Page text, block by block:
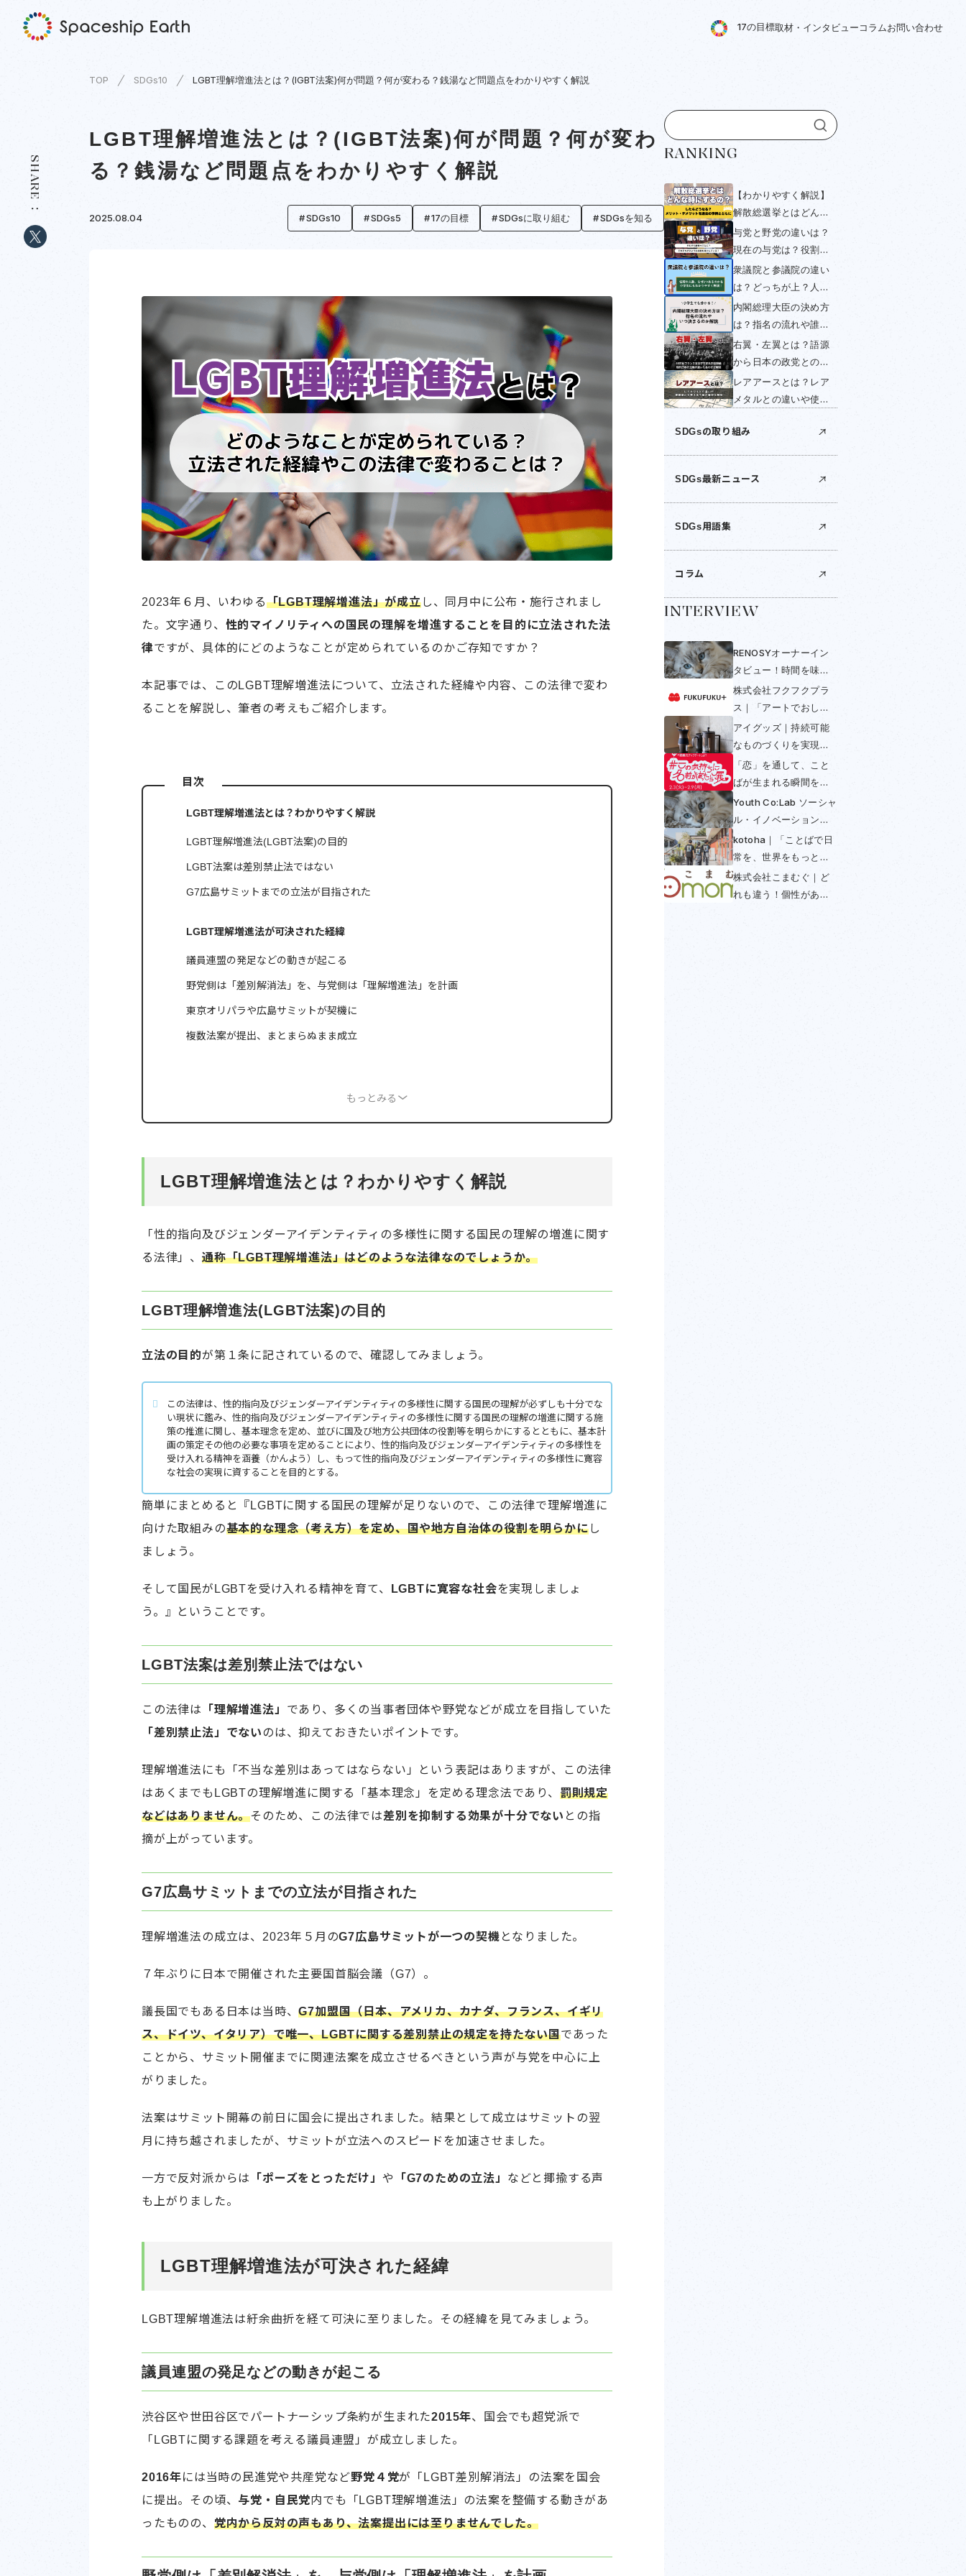
17の目標取材 ・ インタ ビュ ーコラ ムお問い合わせ
TOP SDGs10 LGBT理解増進法とは？(IGBT法案)何が問題？何が変わる？銭湯など問題点をわかりやすく解説
LGBT理解増進法とは？(IGBT法案)何が問題？何が変わ
る？銭湯など問題点をわかりやすく解説
2025.08.04 SDGs10 SDGs5 17の目標 SDGsに取り組む SDGsを知る
2023年６月、いわゆる「LGBT理解増進法」が成立し、同月中に公布・施行されまし
た。文字通り、 性的マイノリティへの国民の理解を増進することを目的に立法された法
律ですが、具体的にどのようなことが定められているのかご存知ですか？
本記事では、このLGBT理解増進法について、立法された経緯や内容、この法律で変わ
ることを解説し、筆者の考えもご紹介します。
目次
LGBT理解増進法とは？わかりやすく解説
LGBT理解増進法(LGBT法案)の目的
LGBT法案は差別禁止法ではない
G7広島サミットまでの立法が目指された
LGBT理解増進法が可決された経緯
議員連盟の発足などの動きが起こる
野党側は「差別解消法」を、与党側は「理解増進法」を計画
東京オリパラや広島サミットが契機に
複数法案が提出、まとまらぬまま成立
もっとみる
LGBT理解増進法とは？わかりやすく解説
「性的指向及びジェンダーアイデンティティの多様性に関する国民の理解の増進に関す
る法律」、 通称「LGBT理解増進法」はどのような法律なのでしょうか。
LGBT理解増進法(LGBT法案)の目的
立法の目的が第１条に記されているので、確認してみましょう。
この法律は、性的指向及びジェンダーアイデンティティの多様性に関する国民の理解が必ずしも十分でな
い現状に鑑み、性的指向及びジェンダーアイデンティティの多様性に関する国民の理解の増進に関する施
策の推進に関し、基本理念を定め、並びに国及び地方公共団体の役割等を明らかにするとともに、基本計
画の策定その他の必要な事項を定めることにより、性的指向及びジェンダーアイデンティティの多様性を
受け入れる精神を涵養（かんよう）し、もって性的指向及びジェンダーアイデンティティの多様性に寛容
な社会の実現に資することを目的とする。
簡単にまとめると『LGBTに関する国民の理解が足りないので、この法律で理解増進に
向けた取組みの基本的な理念（考え方）を定め、国や地方自治体の役割を明らかにし
ましょう。
そして国民がLGBTを受け入れる精神を育て、 LGBTに寛容な社会を実現しましょ
う。』ということです。
LGBT法案は差別禁止法ではない
この法律は 「理解増進法」 であり、多くの当事者団体や野党などが成立を目指していた
「差別禁止法」でないのは、抑えておきたいポイントです。
理解増進法にも「不当な差別はあってはならない」という表記はありますが、この法律
はあくまでもLGBTの理解増進に関する「基本理念」を定める理念法であり、 罰則規定
などはありません。そのため、この法律では差別を抑制する効果が十分でない との指
摘が上がっています。
G7広島サミットまでの立法が目指された
理解増進法の成立は、2023年５月のG7広島サミットが一つの契機 となりました。
７年ぶりに日本で開催された主要国首脳会議（G7）。
議長国でもある日本は当時、G7加盟国（日本、アメリカ、カナダ、フランス、イギリ
ス、ドイツ、イタリア）で唯一、LGBTに関する差別禁止の規定を持たない国であった
ことから、サミット開催までに関連法案を成立させるべきという声が与党を中心に上
がりました。
法案はサミット開幕の前日に国会に提出されました。結果として成立はサミットの翌
月に持ち越されましたが、サミットが立法へのスピードを加速させました。
一方で反対派からは 「ポーズをとっただけ」や 「G7のための立法」 などと揶揄する声
も上がりました。
LGBT理解増進法が可決された経緯
LGBT理解増進法は紆余曲折を経て可決に至りました。その経緯を見てみましょう。
議員連盟の発足などの動きが起こる
渋谷区や世田谷区でパートナーシップ条約が生まれた2015年、国会でも超党派で
「LGBTに関する課題を考える議員連盟」が成立しました。
2016年には当時の民進党や共産党など野党４党が「LGBT差別解消法」の法案を国会
に提出。その頃、 与党・自民党内でも「LGBT理解増進法」の法案を整備する動きがあ
ったものの、 党内から反対の声もあり、法案提出には至りませんでした。
SHARE
RANKING
【わかりやすく解説】
解散総選挙とはどんな
時にするの？したらど
うなる？メリット・デ
メリットを過去の事例
とともにみていく
与党と野党の違いは？
現在の与党は？役割や
衆議院・参議院選挙と
の関係をわかりやすく
解説！
衆議院と参議院の違い
は？どっちが上？人数
や与党・野党について
小学生にもわかりやす
く簡単に解説！
内閣総理大臣の決め方
は？指名の流れや誰が
する？いつ変わるの
か・国民投票できない
右翼・左翼とは？語源
から日本の政党との関
係までわかりやすく解
説！
レアアースとは？レア
メタルとの違いや使い
日本の埋蔵量・中国の
SDGsの取り組み
SDGs最新ニュース
SDGs用語集
コラム
INTERVIEW
RENOSYオーナーイン
タビュー！時間を味方
につける〜不動産投資
は早めの年金〜
株式会社フクフクプラ
ス｜「アートでおしゃ
べり」して多様性と包
括を実現
アイグッズ｜持続可能
なものづくりを実現！
コーヒーからできたコ
ーヒー好きのための
「恋」を通して、こと
ばが生まれる瞬間を感
じられる展示──「この
気持ちに名前があった
ら展」開催初日レポー
ト
Youth Co:Lab ソーシャ
ル・イノベーション・
チャレンジ日本大会
2025
kotoha｜「ことばで日
常を、世界をもっと豊
かに」を掲げ「翻訳で
きないことば」との出
株式会社こまむぐ｜ど
れも違う！個性がある